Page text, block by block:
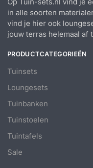
Op Tuin-sets.nl vind je
in alle soorten
vind je hier ook
jouw terras helemaal af
PRODUCTCATEGORIEËN
Tuinsets
Loungesets
Tuinbanken
Tuinstoelen
Tuintafels
Sale